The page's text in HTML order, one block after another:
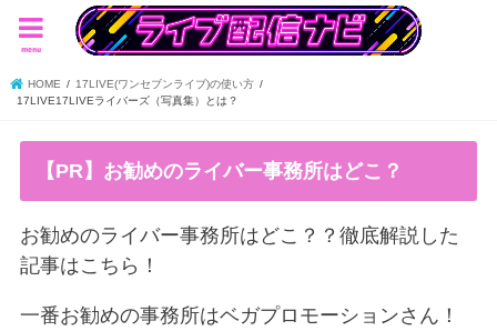
menu
HOME
17LIVE(ワンセブンライブ)の使い方
17LIVE17LIVEライバーズ（写真集）とは？
【PR】お勧めのライバー事務所はどこ？
お勧めのライバー事務所はどこ？？徹底解説した
記事はこちら！
一番お勧めの事務所はベガプロモーションさん！